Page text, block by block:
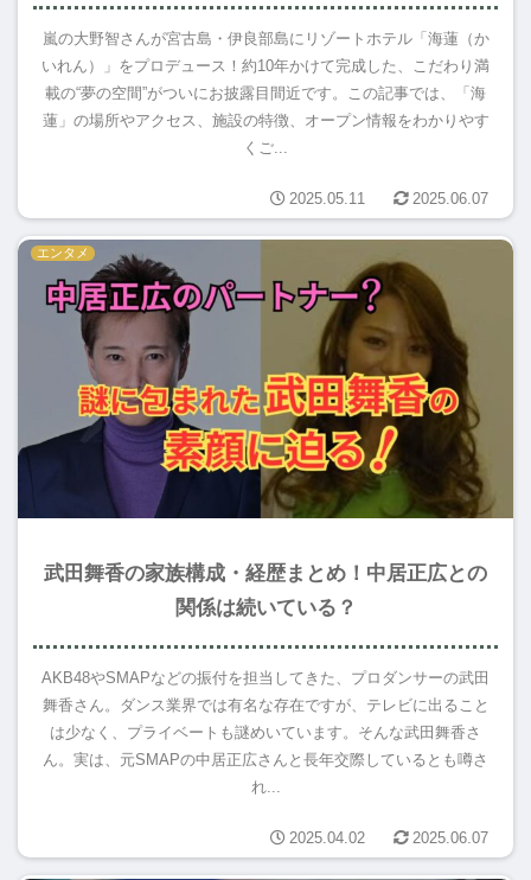
嵐の大野智さんが宮古島・伊良部島にリゾートホテル「海蓮（か
いれん）」をプロデュース！約10年かけて完成した、こだわり満
載の“夢の空間”がついにお披露目間近です。この記事では、「海
蓮」の場所やアクセス、施設の特徴、オープン情報をわかりやす
くご...
2025.05.11 2025.06.07
エンタメ
武田舞香の家族構成・経歴まとめ！中居正広との
関係は続いている？
AKB48やSMAPなどの振付を担当してきた、プロダンサーの武田
舞香さん。ダンス業界では有名な存在ですが、テレビに出ること
は少なく、プライベートも謎めいています。そんな武田舞香さ
ん。実は、元SMAPの中居正広さんと長年交際しているとも噂さ
れ...
2025.04.02 2025.06.07